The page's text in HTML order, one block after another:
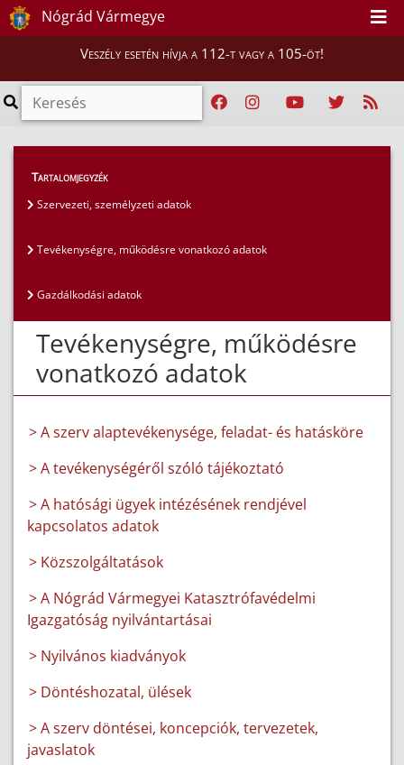
Nógrád Vármegye
Veszély esetén hívja a 112-t vagy a 105-öt!
Közérdekű adatok
Tevékenységre, működésre vonatkozó adatok
Tartalomjegyzék
Szervezeti, személyzeti adatok
Tevékenységre, működésre vonatkozó adatok
Gazdálkodási adatok
Tevékenységre, működésre
vonatkozó adatok
> A szerv alaptevékenysége, feladat- és hatásköre
> A tevékenységéről szóló tájékoztató
> A hatósági ügyek intézésének rendjével
kapcsolatos adatok
> Közszolgáltatások
> A Nógrád Vármegyei Katasztrófavédelmi
Igazgatóság nyilvántartásai
> Nyilvános kiadványok
> Döntéshozatal, ülések
> A szerv döntései, koncepciók, tervezetek,
javaslatok